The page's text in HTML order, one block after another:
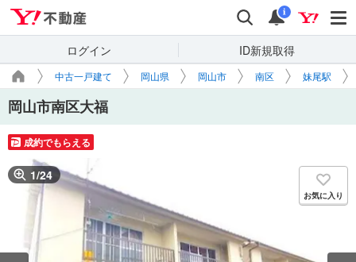
検索 通知
i
ログイン ID新規取得
中古一戸建て 岡山県 岡山市 南区 妹尾駅
岡山市南区大福
成約でもらえる
1/24
お気に入り